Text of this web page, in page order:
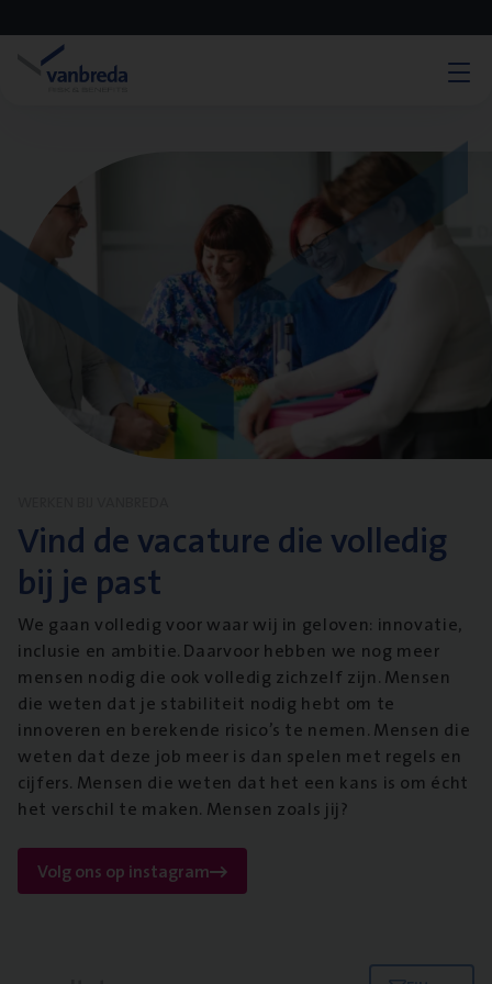
Vind de vacature die volledig
bij je past
We gaan volledig voor waar wij in geloven: innovatie,
inclusie en ambitie. Daarvoor hebben we nog meer
mensen nodig die ook volledig zichzelf zijn. Mensen
die weten dat je stabiliteit nodig hebt om te
innoveren en berekende risico’s te nemen. Mensen die
weten dat deze job meer is dan spelen met regels en
cijfers. Mensen die weten dat het een kans is om écht
het verschil te maken. Mensen zoals jij?
Volg ons op instagram